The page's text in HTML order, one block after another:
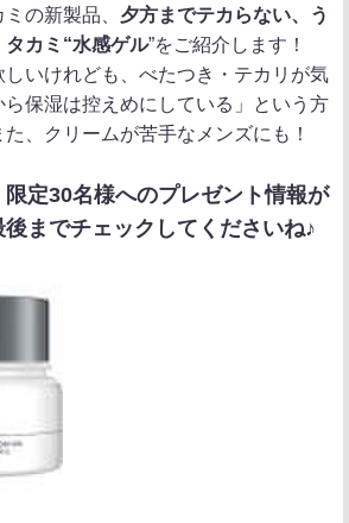
の新製品、 夕方までテカらない、う
カミ“水感ゲル”をご紹介します！
しいけれども、べたつき・テカリが気
保湿は控えめにしている」という方
、クリームが苦手なメンズにも！
定30名様へのプレゼント情報が
までチェックしてくださいね♪